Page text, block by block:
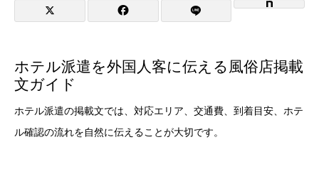
ホテル派遣を外国人客に伝える風俗店掲載
文ガイド
ホテル派遣の掲載文では、対応エリア、交通費、到着目安、ホテ
ル確認の流れを自然に伝えることが大切です。